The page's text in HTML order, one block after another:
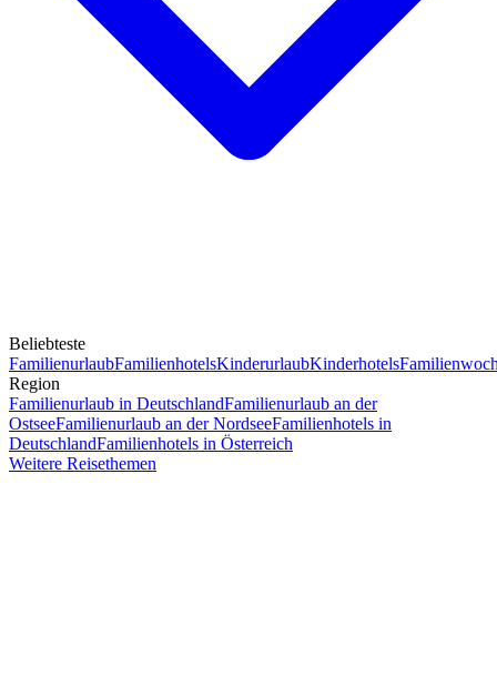
Beliebteste
FamilienurlaubFamilienhotelsKinderurlaubKinderhotels
Region
Familienurlaub in DeutschlandFamilienurlaub an der
OstseeFamilienurlaub an der NordseeFamilienhotels in
DeutschlandFamilienhotels in Österreich
Weitere Reisethemen